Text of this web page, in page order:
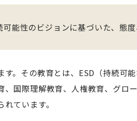
可能性のビジョンに基づいた、態
す。その教育とは、ESD（持続可
、国際理解教育、人権教育、グロ
ています。